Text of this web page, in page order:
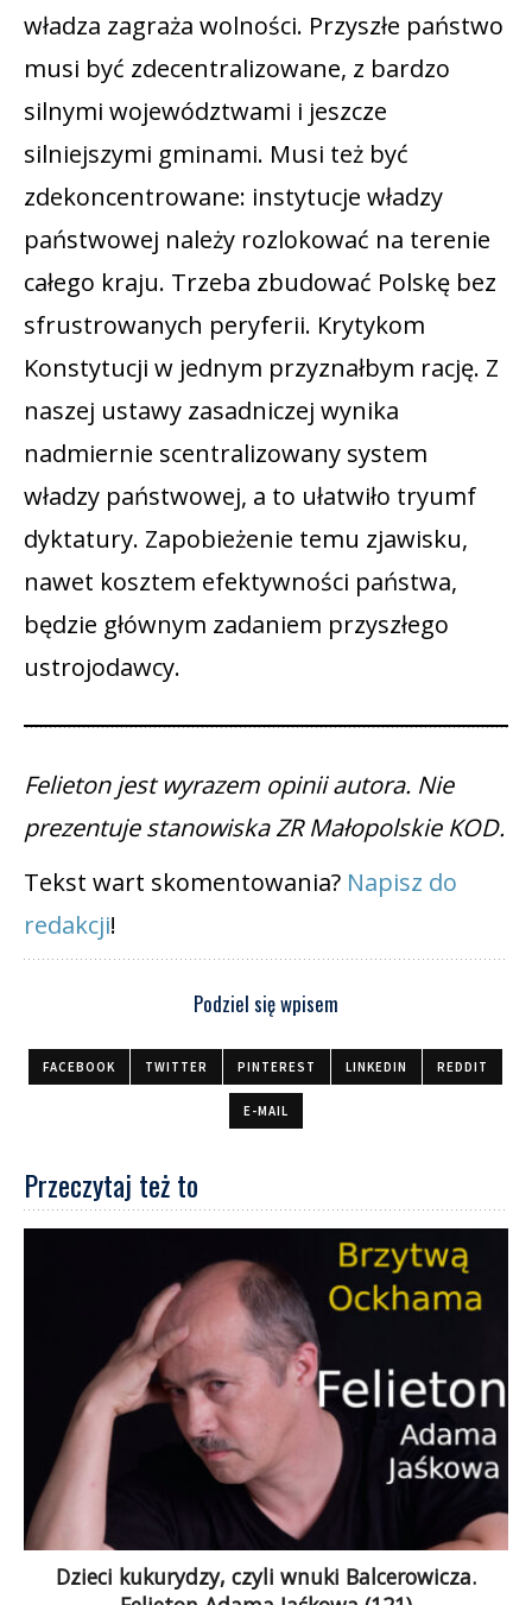
władza zagraża wolności. Przyszłe państwo
musi być zdecentralizowane, z bardzo
silnymi województwami i jeszcze
silniejszymi gminami. Musi też być
zdekoncentrowane: instytucje władzy
państwowej należy rozlokować na terenie
całego kraju. Trzeba zbudować Polskę bez
sfrustrowanych peryferii. Krytykom
Konstytucji w jednym przyznałbym rację. Z
naszej ustawy zasadniczej wynika
nadmiernie scentralizowany system
władzy państwowej, a to ułatwiło tryumf
dyktatury. Zapobieżenie temu zjawisku,
nawet kosztem efektywności państwa,
będzie głównym zadaniem przyszłego
ustrojodawcy.
Felieton jest wyrazem opinii autora. Nie
prezentuje stanowiska ZR Małopolskie KOD.
Tekst wart skomentowania? Napisz do
redakcji!
Podziel się wpisem
FACEBOOK TWITTER PINTEREST LINKEDIN REDDIT
E-MAIL
Przeczytaj też to
Dzieci kukurydzy, czyli wnuki Balcerowicza.